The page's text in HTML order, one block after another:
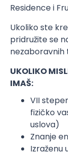
Residence i
Ukoliko ste
pridružite se
nezaboravnih
UKOLIKO
IMAŠ:
VII
fizičko
uslova)
Znanje
Izraženu